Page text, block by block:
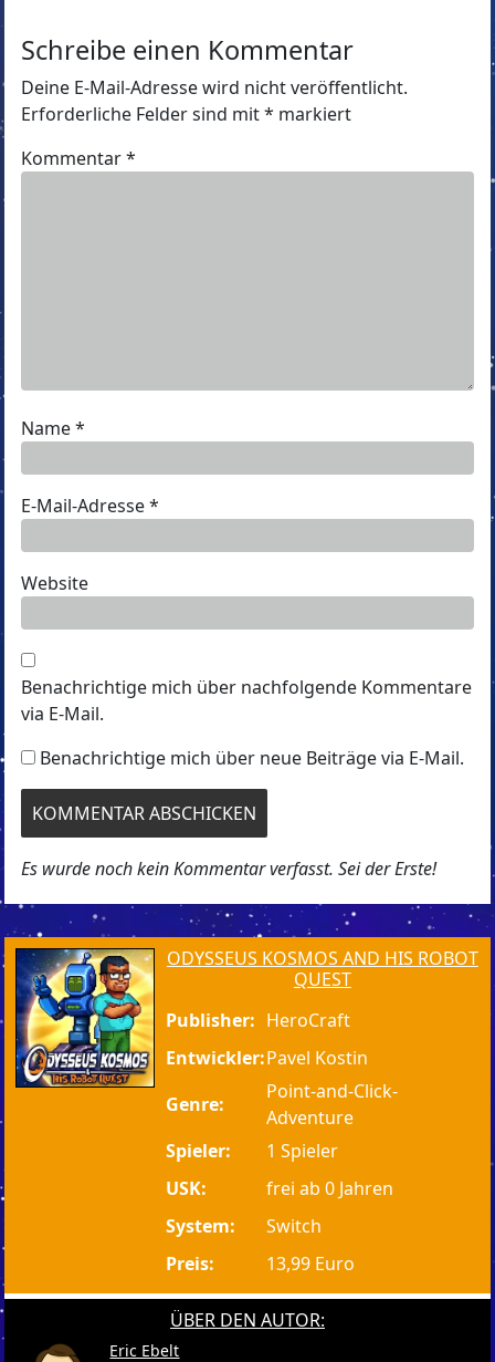
Schreibe einen Kommentar
Deine E-Mail-Adresse wird nicht veröffentlicht.
Erforderliche Felder sind mit* markiert
Kommentar*
Name*
E-Mail-Adresse*
Website
Benachrichtige mich über nachfolgende Kommentare
via E-Mail.
Benachrichtige mich über neue Beiträge via E-Mail.
Es wurde noch kein Kommentar verfasst. Sei der Erste!
ODYSSEUS KOSMOS AND HIS ROBOT
QUEST
Publisher: HeroCraft
Entwickler:Pavel Kostin
Genre:
Point-and-Click-
Adventure
Spieler:
1 Spieler
USK:
frei ab 0 Jahren
System:
Switch
Preis:
13,99 Euro
ÜBER DEN AUTOR:
Eric Ebelt